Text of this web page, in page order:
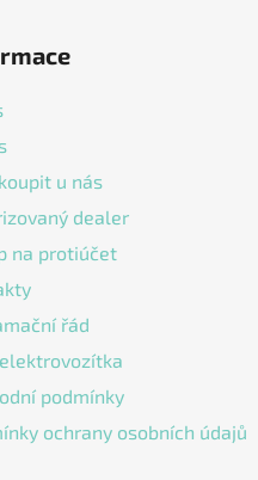
u nás
dealer
na protiúčet
řád
podmínky
ochrany osobních údajů